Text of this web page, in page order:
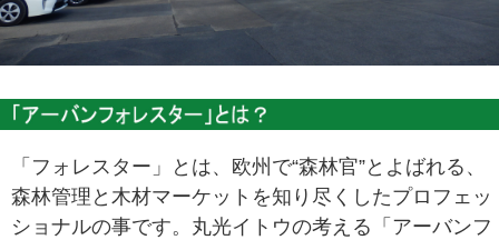
「フォレスター」とは、欧州で“森林官”とよばれる、
森林管理と木材マーケットを知り尽くしたプロフェッ
ショナルの事です。丸光イトウの考える「アーバンフ